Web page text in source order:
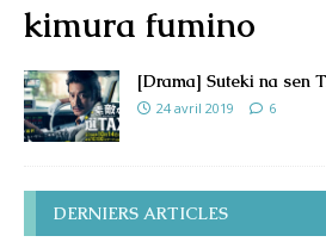
kimura fumino
[Drama] Suteki na sen
24 avril 2019 6
DERNIERS ARTICLES